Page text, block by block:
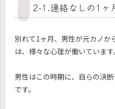
2-1.連絡なしの1ヶ
別れて1ヶ月、男性が元カノか
は、様々な心理が働いています
男性はこの時期に、自らの決
です。